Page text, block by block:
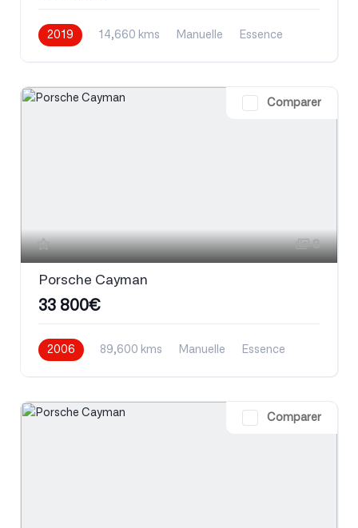
2019 14,660 kms Manuelle Essence
Comparer
8
Porsche Cayman
33 800€
2006 89,600 kms Manuelle Essence
Comparer